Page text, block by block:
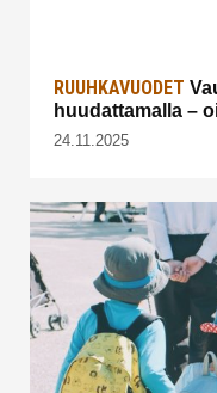
RUUHKAVUODET
huudattamalla –
24.11.2025